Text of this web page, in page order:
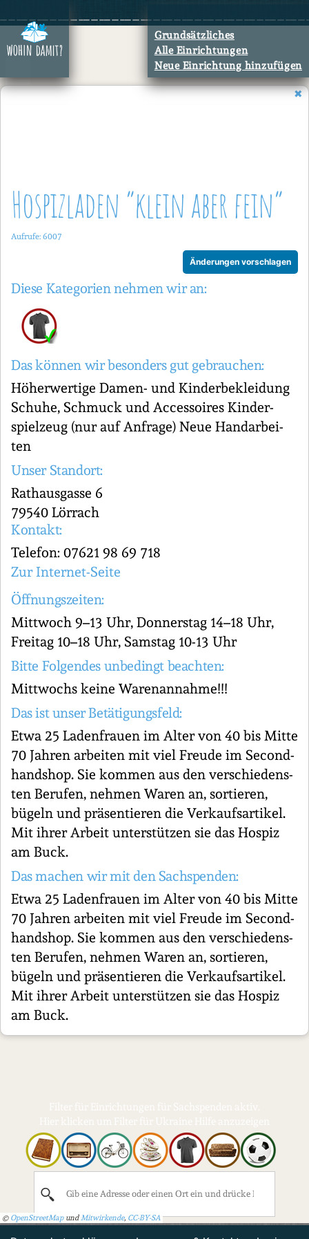
Inhalt
springen
Grundsätzliches
Alle Einrichtungen
Neue Einrichtung hinzufügen
© OpenStreetMapundMitwirkende, CC-BY-SA
Hos­piz­la­den “klein aber fein”
Aufrufe: 6007
Änderungen vorschlagen
Diese Kategorien nehmen wir an:
Das können wir besonders gut gebrauchen:
Hö­her­wer­ti­ge Damen- und Kin­der­be­klei­dung
Schuhe, Schmuck und Ac­ces­soires Kin­der­
spiel­zeug (nur auf Anfrage) Neue Hand­ar­bei­
ten
Unser Standort:
Rathausgasse 6
79540 Lörrach
Kontakt:
Telefon: 07621 98 69 718
Zur Internet-Seite
Öffnungszeiten:
Mittwoch 9–13 Uhr, Don­ners­tag 14–18 Uhr,
Freitag 10–18 Uhr, Samstag 10-13 Uhr
Bitte Folgendes unbedingt beachten:
Mittwochs keine Warenannahme!!!
Das ist unser Betätigungsfeld:
Etwa 25 La­den­frau­en im Alter von 40 bis Mitte
70 Jahren arbeiten mit viel Freude im Se­cond­
hand­shop. Sie kommen aus den ver­schie­dens­
ten Berufen, nehmen Waren an, sortieren,
bügeln und prä­sen­tie­ren die Ver­kaufs­ar­ti­kel.
Mit ihrer Arbeit un­ter­stüt­zen sie das Hospiz
am Buck.
Das machen wir mit den Sachspenden:
Etwa 25 La­den­frau­en im Alter von 40 bis Mitte
70 Jahren arbeiten mit viel Freude im Se­cond­
hand­shop. Sie kommen aus den ver­schie­dens­
ten Berufen, nehmen Waren an, sortieren,
bügeln und prä­sen­tie­ren die Ver­kaufs­ar­ti­kel.
Mit ihrer Arbeit un­ter­stüt­zen sie das Hospiz
am Buck.